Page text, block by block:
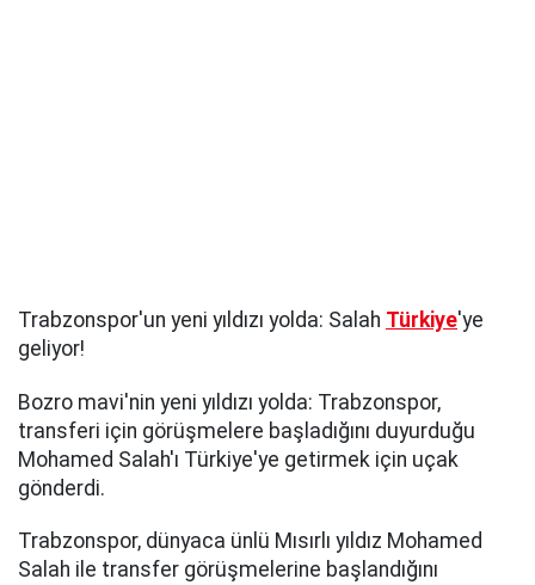
Trabzonspor'un yeni yıldızı yolda: Salah Türkiye'ye
geliyor!
Bozro mavi'nin yeni yıldızı yolda: Trabzonspor,
transferi için görüşmelere başladığını duyurduğu
Mohamed Salah'ı Türkiye'ye getirmek için uçak
gönderdi.
Trabzonspor, dünyaca ünlü Mısırlı yıldız Mohamed
Salah ile transfer görüşmelerine başlandığını